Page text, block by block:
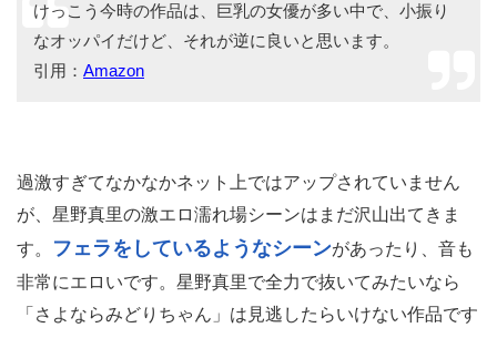
けっこう今時の作品は、巨乳の女優が多い中で、小振り
なオッパイだけど、それが逆に良いと思います。
引用： Amazon
過激すぎてなかなかネット上ではアップされていません
が、星野真里の激エロ濡れ場シーンはまだ沢山出てきま
す。
フェラをしているようなシーンがあったり、音も
非常にエロいです。星野真里で全力で抜いてみたいなら
「さよならみどりちゃん」は見逃したらいけない作品です